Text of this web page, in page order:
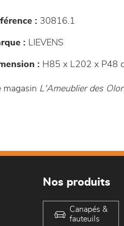
: 30816.1
: LIEVENS
: H85 x L202 x P48
magasin L'Ameublier des
Nos produits
Canapés &
fauteuils